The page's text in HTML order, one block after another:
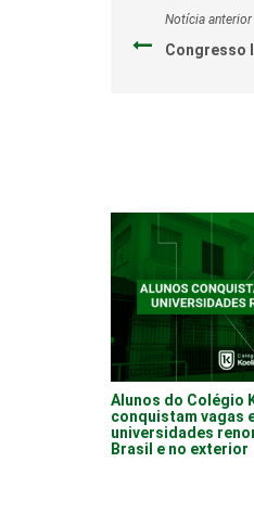
Notícia anterior
Congresso
Alunos do Colégio
conquistam vagas
universidades
Brasil e no exterior